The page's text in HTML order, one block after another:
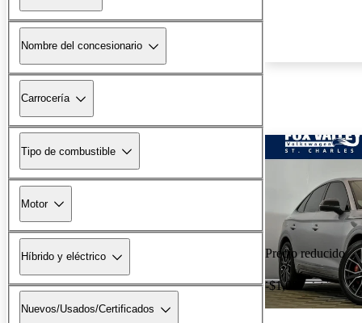
Nombre del concesionario
Carrocería
Tipo de combustible
Motor
Híbrido y eléctrico
Nuevos/Usados/Certificados
Precio reducido
-$1,081